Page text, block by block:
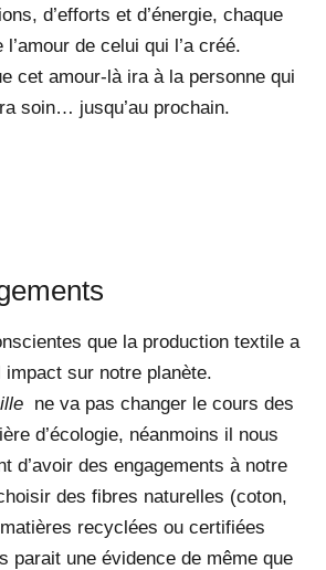
d’efforts et d’énergie, chaque
l’amour de celui qui l’a créé.
cet amour-là ira à la personne qui
soin… jusqu’au prochain.
que la production textile a
impact sur notre planète.
ne va pas changer le cours des
d’écologie, néanmoins il nous
d’avoir des engagements à notre
des fibres naturelles (coton,
recyclées ou certifiées
parait une évidence de même que